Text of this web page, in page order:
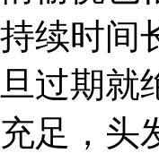
持续时间
旦过期就
充足，头